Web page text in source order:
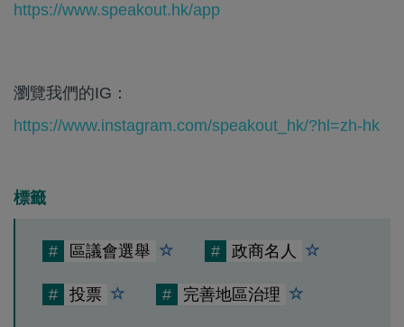
https://www.speakout.hk/app
瀏覽我們的IG：
https://www.instagram.com/speakout_hk/?hl=zh-hk
標籤
# 區議會選舉 # 政商名人
# 投票 # 完善地區治理